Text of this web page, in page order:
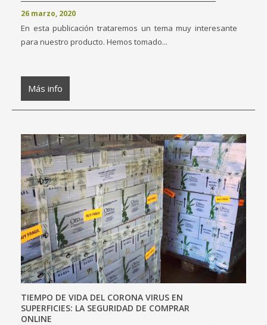
26 marzo, 2020
En esta publicación trataremos un tema muy interesante
para nuestro producto. Hemos tomado...
Más info
TIEMPO DE VIDA DEL CORONA VIRUS EN
SUPERFICIES: LA SEGURIDAD DE COMPRAR
ONLINE